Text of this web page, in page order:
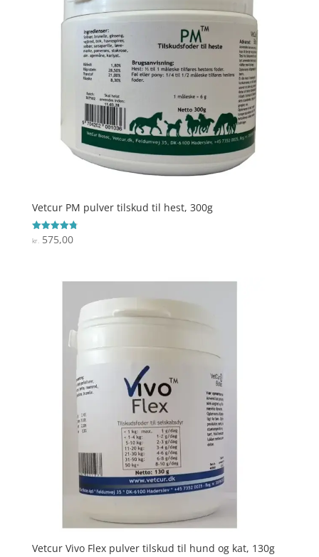
Vetcur PM pulver tilskud til hest, 300g
Vurderet
4.8
kr.575,00
Vetcur Vivo Flex pulver tilskud til hund og kat, 130g